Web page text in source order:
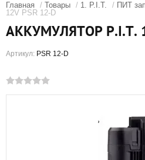
Главная / Товары / 1. P.I.T. / ПИТ
12V PSR 12-D
АККУМУЛЯТОР P.I.T.
Артикул: PSR 12-D